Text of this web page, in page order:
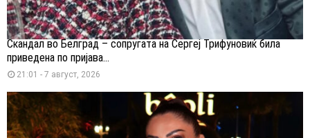
Скандал во Белград – сопругата на Сергеј Трифуновиќ била
приведена по пријава...
21:01 - 7 август, 2026